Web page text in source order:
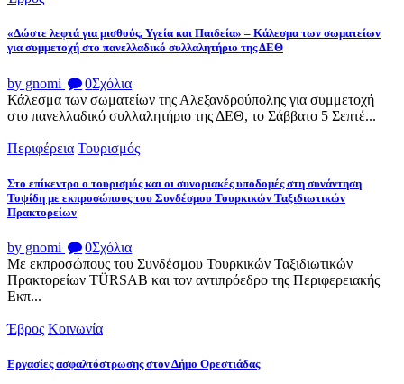
«Δώστε λεφτά για μισθούς, Υγεία και Παιδεία» – Κάλεσμα των σωματείων
για συμμετοχή στο πανελλαδικό συλλαλητήριο της ΔΕΘ
by gnomi 0Σχόλια
Κάλεσμα των σωματείων της Αλεξανδρούπολης για συμμετοχή
στο πανελλαδικό συλλαλητήριο της ΔΕΘ, το Σάββατο 5 Σεπτέ...
Περιφέρεια Τουρισμός
Στο επίκεντρο ο τουρισμός και οι συνοριακές υποδομές στη συνάντηση
Τοψίδη με εκπροσώπους του Συνδέσμου Τουρκικών Ταξιδιωτικών
Πρακτορείων
by gnomi 0Σχόλια
Με εκπροσώπους του Συνδέσμου Τουρκικών Ταξιδιωτικών
Πρακτορείων TÜRSAB και τον αντιπρόεδρο της Περιφερειακής
Εκπ...
Έβρος Κοινωνία
Εργασίες ασφαλτόστρωσης στον Δήμο Ορεστιάδας